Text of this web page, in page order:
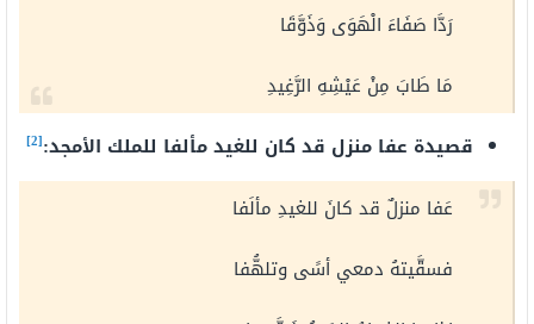
رَدَّا صَفَاءَ الْهَوَى وَذَوَّقَا
مَا طَابَ مِنْ عَيْشِهِ الرَّغِيدِ
قصيدة عفا منزل قد كان للغيد مألفا للملك الأمجد:[2]
عَفا منزلٌ قد كانَ للغيدِ مألَفا
فسقَّيتهُ دمعي أسًى وتلهُّفا